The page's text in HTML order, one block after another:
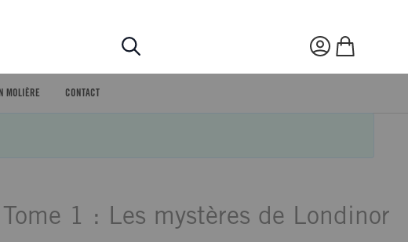
Rechercher
Mon compte
Mon panier
MOLIÈRE CONTACT
1 : Les mystères de Londinor